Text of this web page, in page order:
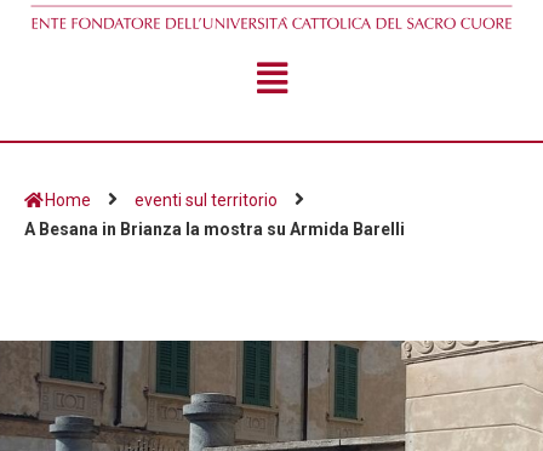
Home
eventi sul territorio
A Besana in Brianza la mostra su Armida Barelli